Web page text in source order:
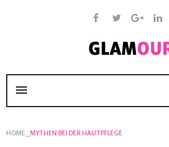
+
menu
HOME MYTHEN BEI DER HAUTPFLEGE